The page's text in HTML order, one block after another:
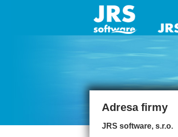
Adresa firmy
JRS software, s.r.o.